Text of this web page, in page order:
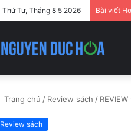
Thứ Tư, Tháng 8 5 2026 Bài viết
Trang chủ / Review sách /
Review sách